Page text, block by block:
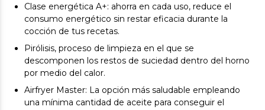
Clase energética A+: ahorra en cada uso, reduce el
consumo energético sin restar eficacia durante la
cocción de tus recetas.
Pirólisis, proceso de limpieza en el que se
descomponen los restos de suciedad dentro del horno
por medio del calor.
Airfryer Master: La opción más saludable empleando
una mínima cantidad de aceite para conseguir el